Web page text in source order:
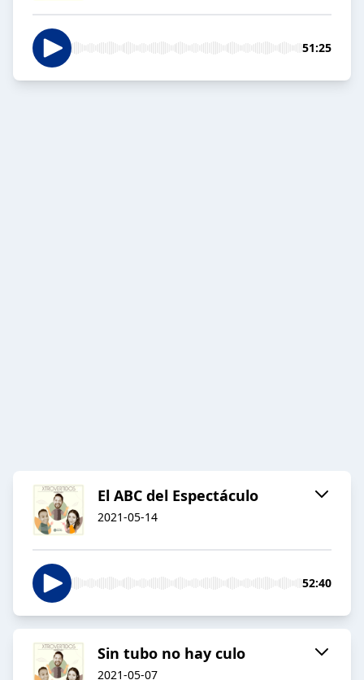
51:25
El ABC del Espectáculo
2021-05-14
52:40
Sin tubo no hay culo
2021-05-07